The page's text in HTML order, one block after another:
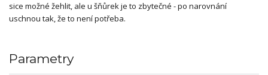
sice možné žehlit, ale u šňůrek je to zbytečné - po narovnání
uschnou tak, že to není potřeba.
Parametry